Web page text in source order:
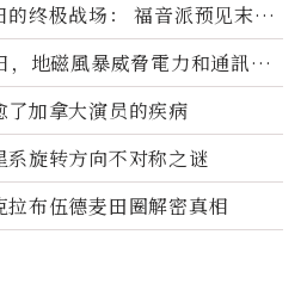
的终极战场： 福音派预见末
预言以色列的进攻
，地磁風暴威脅電力和通訊基
了加拿大演员的疾病
系旋转方向不对称之谜
拉布伍德麦田圈解密真相